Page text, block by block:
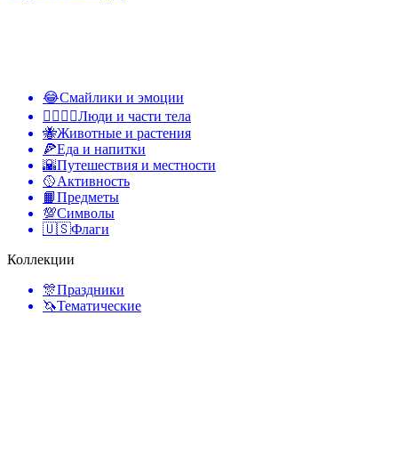
😂Смайлики и эмоции
👩‍❤️‍💋‍👨Люди и части тела
🐝Животные и растения
🍕Еда и напитки
🌇Путешествия и местности
🥎Активность
📙Предметы
💯Символы
🇺🇸Флаги
Коллекции
🎊Праздники
🦄Тематические